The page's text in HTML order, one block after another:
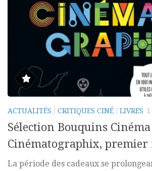
ACTUALITÉS / CRITIQUES CINÉ / LIVRES
Sélection Bouquins Cinéma
Cinématographix,
La période des cadeaux se